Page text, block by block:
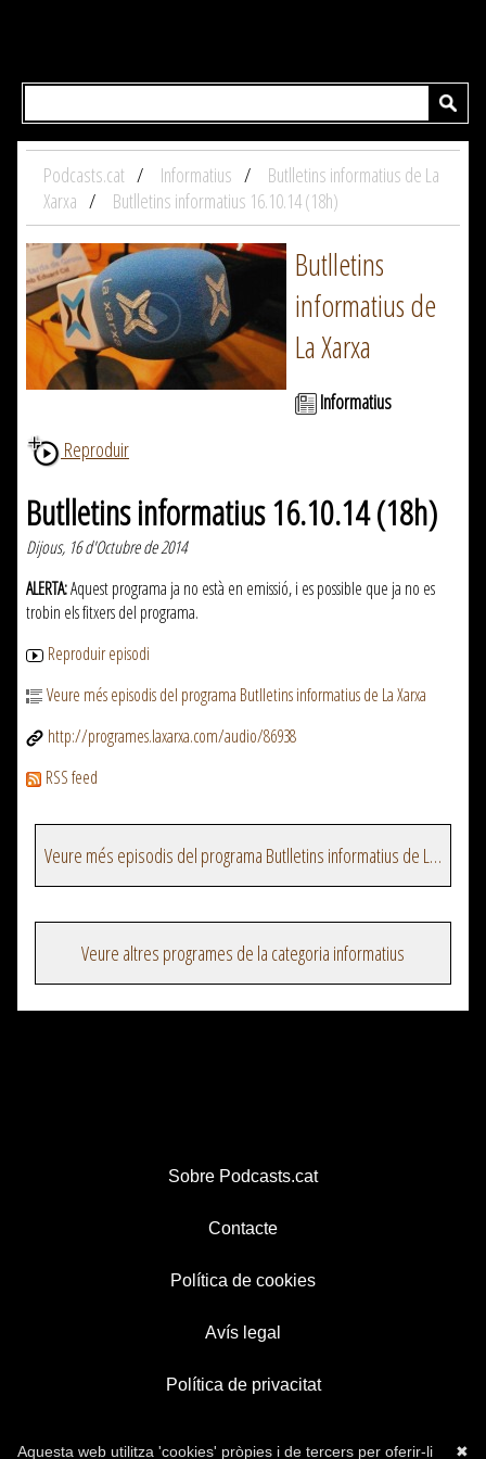
Podcasts.cat Informatius
Butlletins informatius de La
Xarxa
Butlletins informatius 16.10.14 (18h)
Butlletins
informatius de
La Xarxa
Informatius
Reproduir
Butlletins informatius 16.10.14 (18h)
Dijous, 16 d'Octubre de 2014
ALERTA:Aquest programa ja no està en emissió, i es possible que ja no es
trobin els fitxers del programa.
Reproduir episodi
Veure més episodis del programa Butlletins informatius de La Xarxa
http://programes.laxarxa.com/audio/86938
RSS feed
Veure més episodis del programa Butlletins informatius de La Xarxa
Veure altres programes de la categoria informatius
Sobre Podcasts.cat
Contacte
Política de cookies
Avís legal
Política de privacitat
✖
Aquesta web utilitza 'cookies' pròpies i de tercers per oferir-li